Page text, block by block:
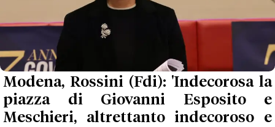
Modena, Rossini (Fdi): 'Indecorosa la
piazza di Giovanni Esposito e
Meschieri, altrettanto indecoroso e